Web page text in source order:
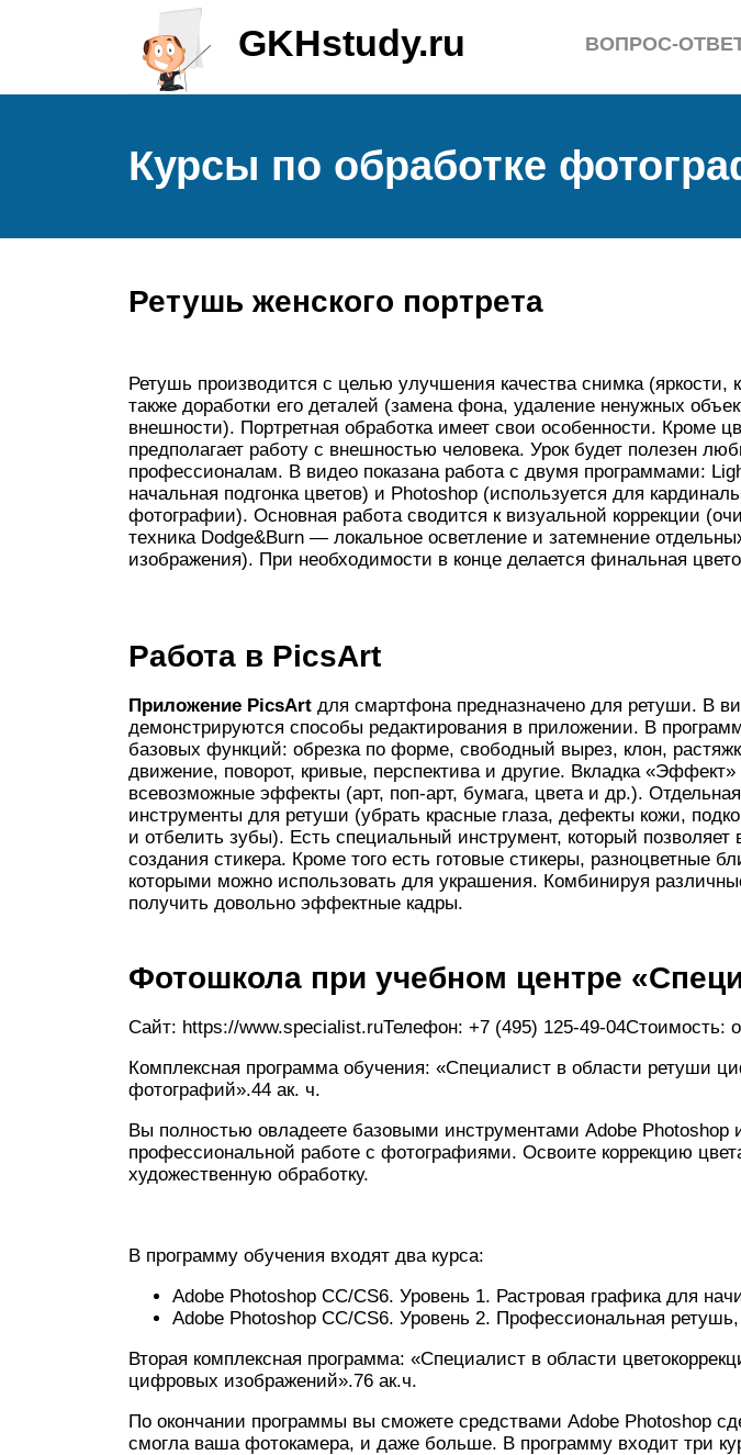
GKHstudy.ru ВОПРОС-
Курсы по обработке
Ретушь женского портрета
Ретушь производится с целью улучшения качества снимка (яркости,
также доработки его деталей (замена фона, удаление ненужных
внешности). Портретная обработка имеет свои особенности. Кроме
предполагает работу с внешностью человека. Урок будет полезен
профессионалам. В видео показана работа с двумя программами:
начальная подгонка цветов) и Photoshop (используется для
фотографии). Основная работа сводится к визуальной коррекции
техника Dodge&Burn — локальное осветление и затемнение
изображения). При необходимости в конце делается финальная
Работа в PicsArt
Приложение PicsArt для смартфона предназначено для ретуши. В
демонстрируются способы редактирования в приложении. В
базовых функций: обрезка по форме, свободный вырез, клон,
движение, поворот, кривые, перспектива и другие. Вкладка «Эффект»
всевозможные эффекты (арт, поп-арт, бумага, цвета и др.).
инструменты для ретуши (убрать красные глаза, дефекты кожи,
и отбелить зубы). Есть специальный инструмент, который позволяет
создания стикера. Кроме того есть готовые стикеры, разноцветные
которыми можно использовать для украшения. Комбинируя
получить довольно эффектные кадры.
Фотошкола при учебном центре
Сайт: https://www.specialist.ruТелефон: +7 (495) 125-49-04Стоимость:
Комплексная программа обучения: «Специалист в области ретуши
фотографий».44 ак. ч.
Вы полностью овладеете базовыми инструментами Adobe Photoshop
профессиональной работе с фотографиями. Освоите коррекцию
художественную обработку.
В программу обучения входят два курса:
Adobe Photoshop CC/CS6. Уровень 1. Растровая графика для
Adobe Photoshop CC/CS6. Уровень 2. Профессиональная ретушь,
Вторая комплексная программа: «Специалист в области
цифровых изображений».76 ак.ч.
По окончании программы вы сможете средствами Adobe Photoshop
смогла ваша фотокамера, и даже больше. В программу входит три